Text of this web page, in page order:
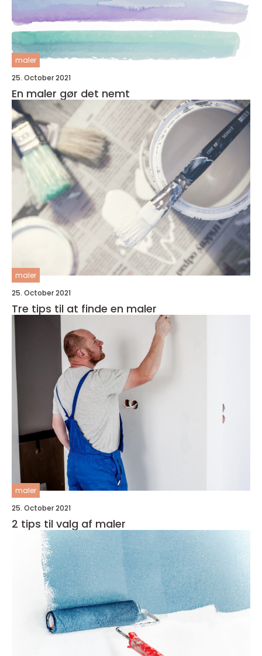
maler
25. October 2021
En maler gør det nemt
maler
25. October 2021
Tre tips til at finde en maler
maler
25. October 2021
2 tips til valg af maler